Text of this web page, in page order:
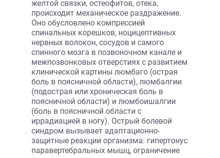
желтой связки, остеофитов, отека,
происходит механическое раздражение.
Оно обусловлено компрессией
спинальных корешков, ноцицептивных
нервных волокон, сосудов и самого
спинного мозга в позвоночном канале и
межпозвонковых отверстиях с развитием
клинической картины люмбаго (острая
боль в поясничной области), люмбалгии
(подострая или хроническая боль в
поясничной области) и люмбоишалгии
(боль в поясничной области с
иррадиацией в ногу). Острый болевой
синдром вызывает адаптационно-
защитные реакции организма: гипертонус
паравертебральных мышц, ограничение